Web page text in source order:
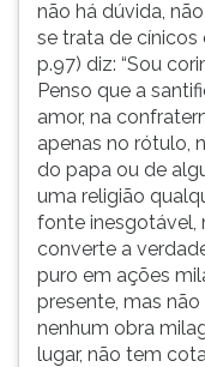
não há dúvida,
se trata de cínicos
p.97) diz: “Sou
Penso que a
amor, na
apenas no rótulo,
do papa ou de
uma religião
fonte inesgotável,
converte a
puro em ações
presente, mas
nenhum obra
lugar, não tem